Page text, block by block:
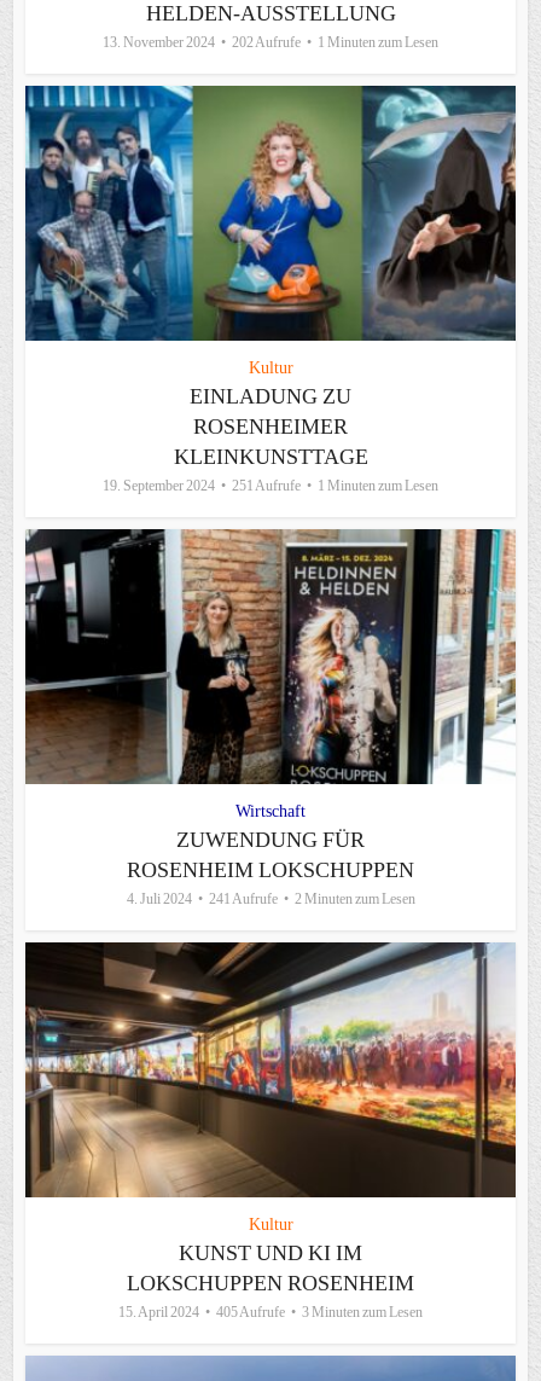
HELDEN-AUSSTELLUNG
13. November 2024 202 Aufrufe 1 Minuten zum Lesen
Kultur
EINLADUNG ZU
ROSENHEIMER
KLEINKUNSTTAGE
19. September 2024 251 Aufrufe 1 Minuten zum Lesen
Wirtschaft
ZUWENDUNG FÜR
ROSENHEIM LOKSCHUPPEN
4. Juli 2024 241 Aufrufe 2 Minuten zum Lesen
Kultur
KUNST UND KI IM
LOKSCHUPPEN ROSENHEIM
15. April 2024 405 Aufrufe 3 Minuten zum Lesen